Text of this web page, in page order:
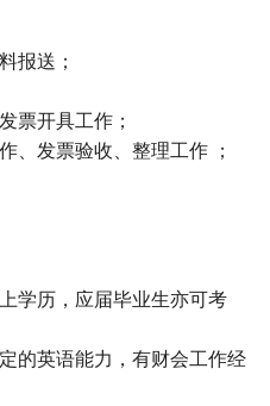
报送；
票开具工作；
、发票验收、整理工作 ；
学历，应届毕业生亦可考
的英语能力，有财会工作经